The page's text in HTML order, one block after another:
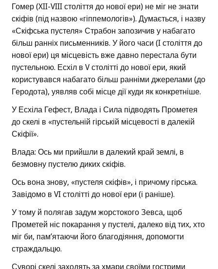
Гомер (XII-VIII століття до нової ери) не міг не знати
скіфів (під назвою «гіппемологів»). Думається, і назву
«Скіфська пустеля» Страбон запозичив у набагато
більш ранніх письменників. У його часи (I століття до
нової ери) ця місцевість вже давно перестала бути
пустельною. Есхіл в V столітті до нової ери, який
користувався набагато більш ранніми джерелами (до
Геродота), уявляв собі місце дії куди як конкретніше.
У Есхіла Гефест, Влада і Сила підводять Прометея
до скелі в «пустельній гірській місцевості в далекій
Скіфії».
Влада: Ось ми прийшли в далекий край землі, в
безмовну пустелю диких скіфів.
Ось вона знову, «пустеля скіфів», і причому гірська.
Завідомо в VI столітті до нової ери (і раніше).
У тому й полягав задум жорстокого Зевса, щоб
Прометей ніс покарання у пустелі, далеко від тих, хто
міг би, пам’ятаючи його благодіяння, допомогти
страждальцю.
Суворі скелі заходять за хмари своїми гострими